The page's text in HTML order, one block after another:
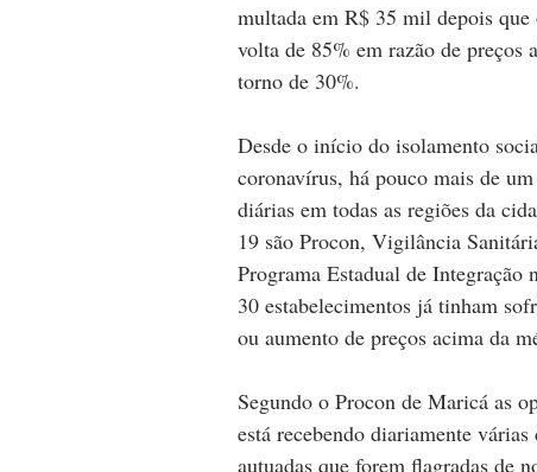
multada em R$ 35 mil depois
volta de 85% em razão de preços
torno de 30%.
Desde o início do isolamento
coronavírus, há pouco mais de
diárias em todas as regiões da
19 são Procon, Vigilância
Programa Estadual de
30 estabelecimentos já tinham
ou aumento de preços acima da
Segundo o Procon de Maricá as
está recebendo diariamente
autuadas que forem flagradas de